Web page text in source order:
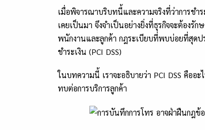
เมื่อพิจารณาบริบทนี้และความจริงที่ว่าการชำ
เคยเป็นมา จึงจำเป็นอย่างยิ่งที่ธุรกิจจะต้องรั
พนักงานและลูกค้า กฎระเบียบที่พบบ่อยที่สุด
ชำระเงิน (PCI DSS)
ในบทความนี้ เราจะอธิบายว่า PCI DSS คือ
ทบต่อการบริการลูกค้า